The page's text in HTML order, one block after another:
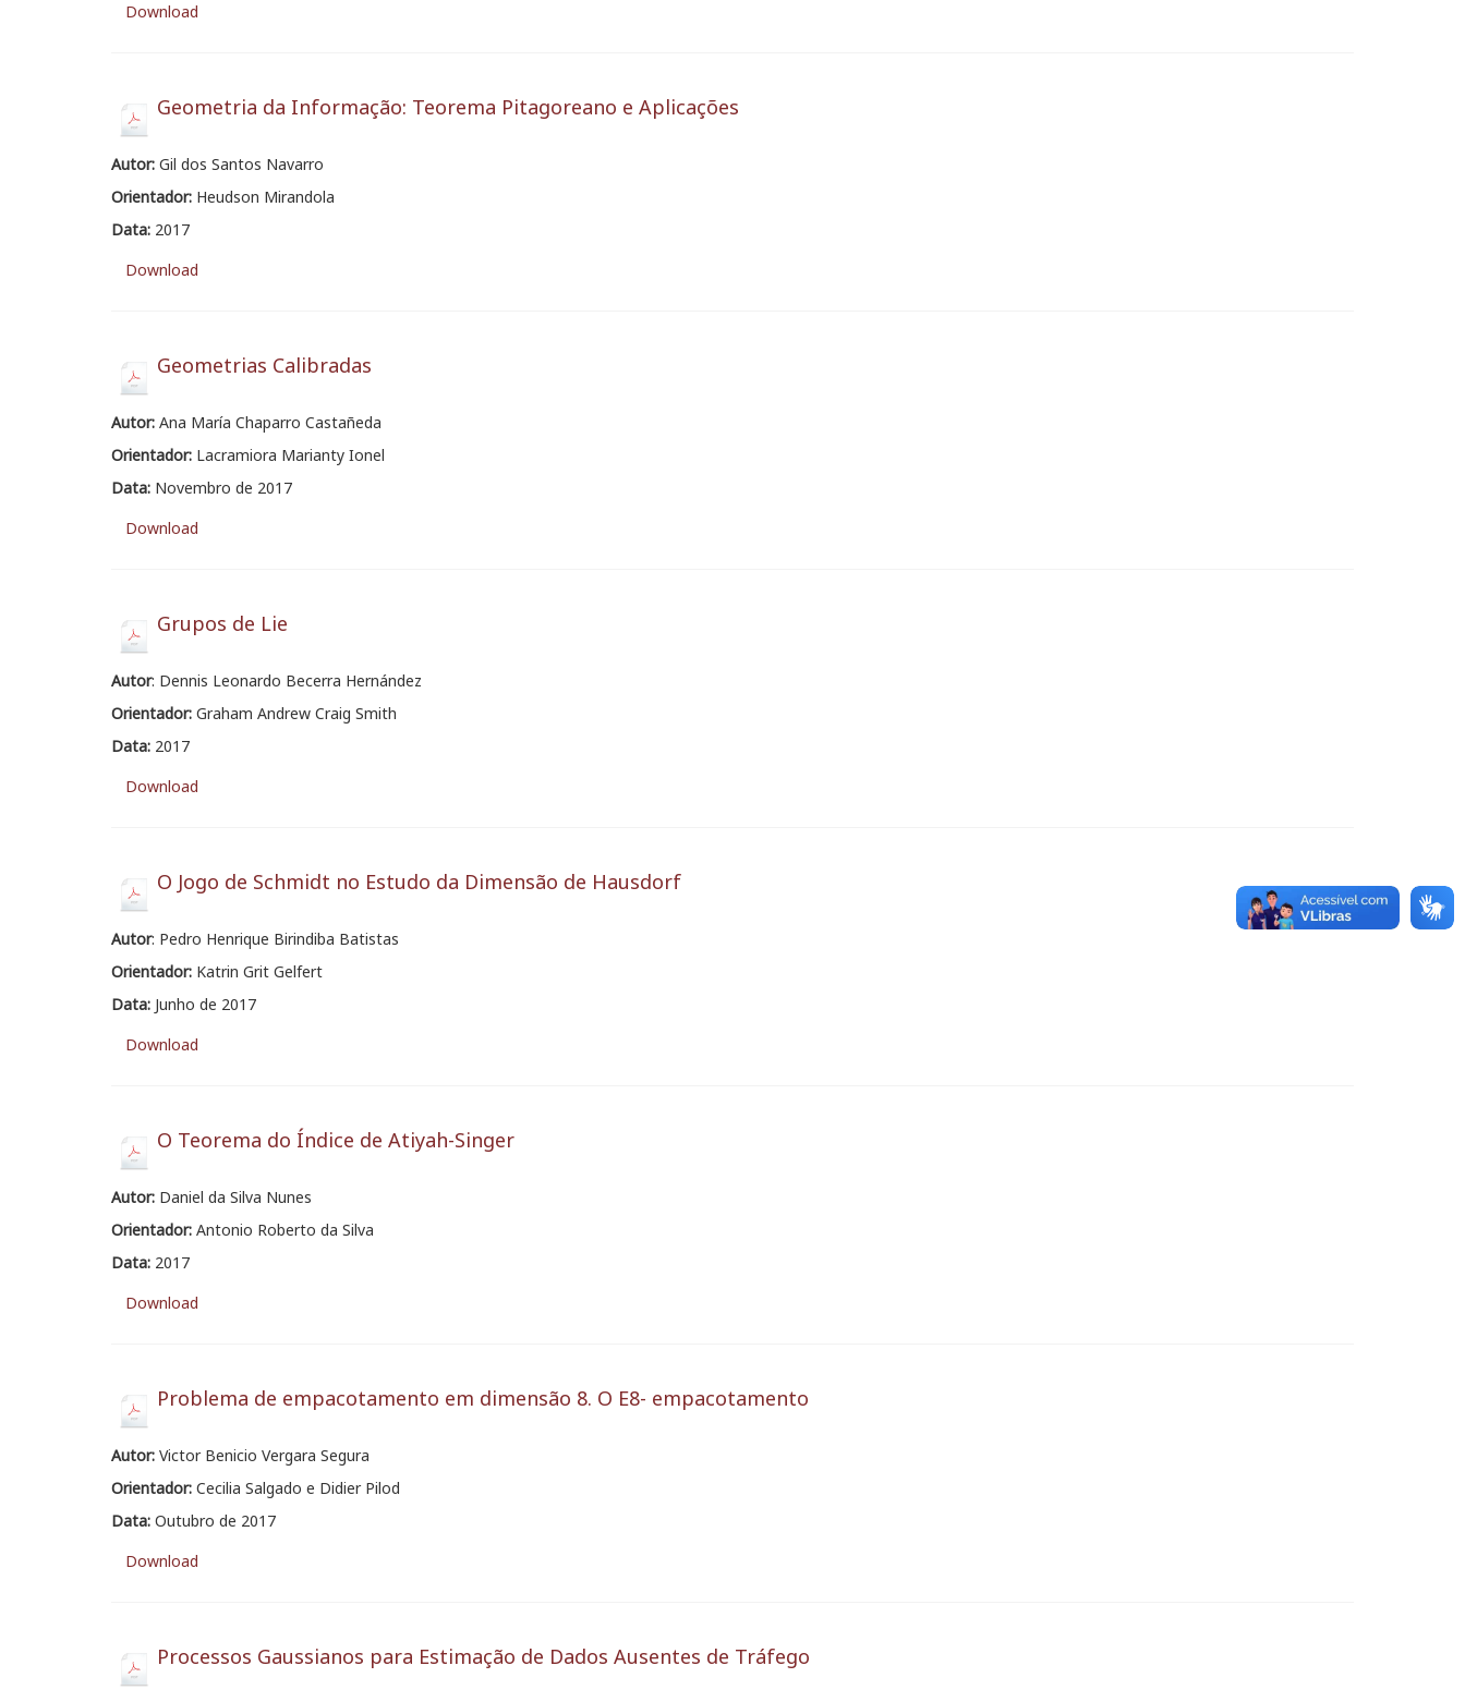
Download
Geometria da Informação: Teorema Pitagoreano e Aplicações
Autor: Gil dos Santos Navarro
Orientador: Heudson Mirandola
Data: 2017
Download
Geometrias Calibradas
Autor: Ana María Chaparro Castañeda
Orientador: Lacramiora Marianty Ionel
Data: Novembro de 2017
Download
Grupos de Lie
Autor: Dennis Leonardo Becerra Hernández
Orientador: Graham Andrew Craig Smith
Data: 2017
Download
O Jogo de Schmidt no Estudo da Dimensão de Hausdorf
Autor: Pedro Henrique Birindiba Batistas
Orientador: Katrin Grit Gelfert
Data: Junho de 2017
Download
O Teorema do Índice de Atiyah-Singer
Autor: Daniel da Silva Nunes
Orientador: Antonio Roberto da Silva
Data: 2017
Download
Problema de empacotamento em dimensão 8. O E8- empacotamento
Autor: Victor Benicio Vergara Segura
Orientador: Cecilia Salgado e Didier Pilod
Data: Outubro de 2017
Download
Processos Gaussianos para Estimação de Dados Ausentes de Tráfego